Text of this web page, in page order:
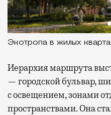
Экотропа в жилых
Иерархия маршрута
— городской бульвар,
с освещением, зонами
пространствами. Она